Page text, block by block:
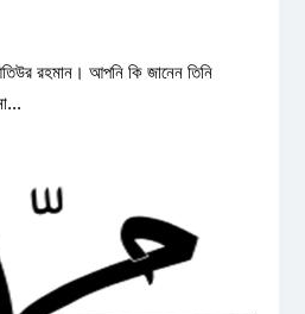
রহমান। আপনি কি জানেন তিনি